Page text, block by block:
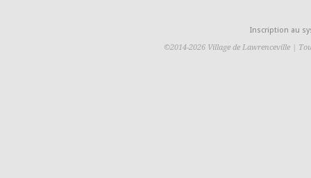
Inscription au
©2014-2026 Village de Lawrenceville |